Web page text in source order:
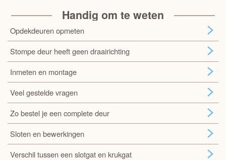
Handig om te weten
Opdekdeuren opmeten
Stompe deur heeft geen draairichting
Inmeten en montage
Veel gestelde vragen
Zo bestel je een complete deur
Sloten en bewerkingen
Verschil tussen een slotgat en krukgat